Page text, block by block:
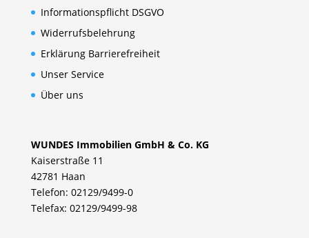
Informationspflicht DSGVO
Widerrufsbelehrung
Erklärung Barrierefreiheit
Unser Service
Über uns
WUNDES Immobilien GmbH & Co. KG
Kaiserstraße 11
42781 Haan
Telefon: 02129/9499-0
Telefax: 02129/9499-98